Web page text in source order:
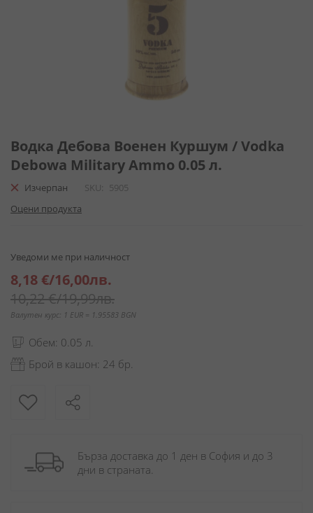
към
началото
на
галерия
снимки
Водка Дебова Военен Куршум / Vodka
Debowa Military Ammo 0.05 л.
Изчерпан SKU
5905
Оцени продукта
Уведоми ме при наличност
Специална
цена
8,18 €/16,00лв.
10,22 €/19,99лв.
Валутен курс: 1 EUR = 1.95583 BGN
Обем: 0.05 л.
Брой в кашон: 24 бр.
Бърза доставка до 1 ден в София и до 3
дни в страната.